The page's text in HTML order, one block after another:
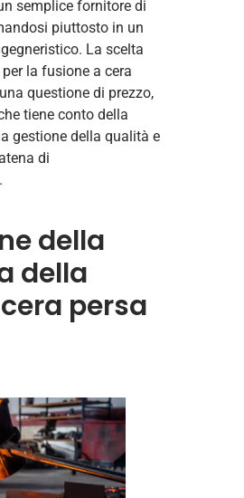
semplice fornitore di
piuttosto in un
La scelta
la fusione a cera
questione di prezzo,
tiene conto della
gestione della qualità e
di
della
della
persa